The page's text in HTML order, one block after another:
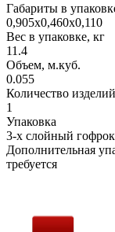
Габариты в
0,905х0,460х0,110
Вес в упаковке, кг
11.4
Объем, м.куб.
0.055
Количество
1
Упаковка
3-х слойный
Дополнительная
требуется